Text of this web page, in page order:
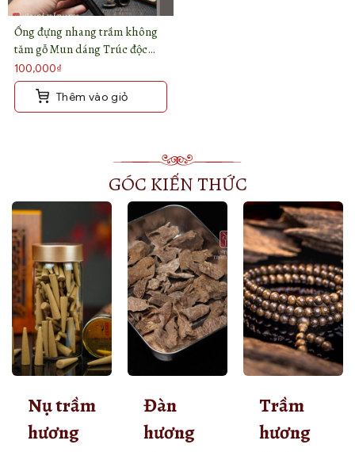
Ống đựng nhang trầm không
tăm gỗ Mun dáng Trúc độc
đáo
100,000₫
Thêm vào giỏ
GÓC KIẾN THỨC
Nụ trầm
hương
Đàn
hương
Trầm
hương